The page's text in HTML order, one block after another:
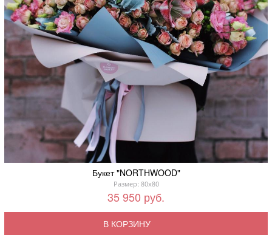
Букет "NORTHWOOD"
Размер: 80x80
35 950 руб.
В КОРЗИНУ